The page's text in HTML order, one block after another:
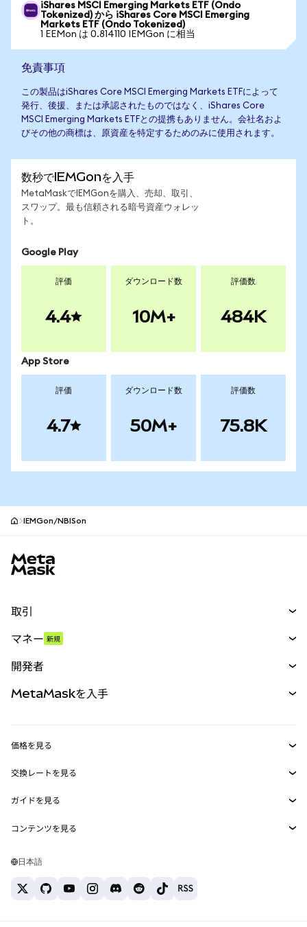
iShares MSCI Emerging Markets ETF (Ondo
Tokenized) から iShares Core MSCI Emerging
Markets ETF (Ondo Tokenized)
1 EEMon は 0.814110 IEMGon に相当
免責事項
この製品はiShares Core MSCI Emerging Markets ETFによって
発行、後援、または承認されたものではなく、iShares Core
MSCI Emerging Markets ETFとの提携もありません。会社名およ
びその他の商標は、原資産を特定するためのみに使用されます。
数秒でIEMGonを入手
MetaMaskでIEMGonを購入、売却、取引、
スワップ。最も信頼される暗号資産ウォレッ
ト。
Google Play
評価
4.4
ダウンロード数
10M+
評価数
484K
App Store
評価
4.7
ダウンロード数
50M+
評価数
75.8K
IEMGon/NBISon
取引
パーペチュアル
RWA
マネー 新規
開発者
MetaMask Connect
Snaps
Web3サービス
MetaMaskを入手
セキュリティ
サポート
キャリア
お問い合わせ
価格を見る
イーサリアムの価格
Solanaの価格
Tetherの価格
交換レートを見る
ETH→USD
USDT→INR
BTC→INR
ETH→USDT
ガイドを見る
ETHの購入
USDTの購入
コンテンツを見る
Solanaウォレット
日本語